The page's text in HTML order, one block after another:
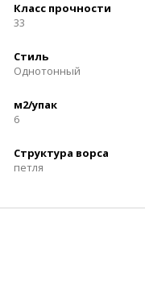
Класс прочности
33
Стиль
Однотонный
м2/упак
6
Структура ворса
петля